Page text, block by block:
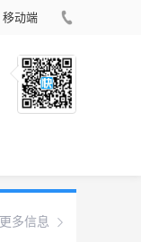
移动端
更多信息